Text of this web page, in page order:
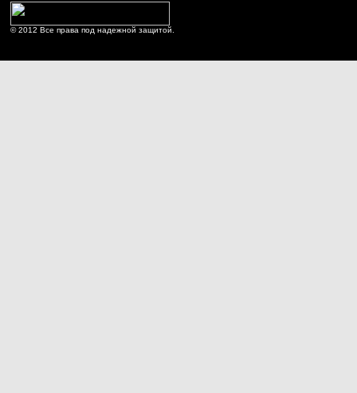
© 2012 Все права под надежной защитой.